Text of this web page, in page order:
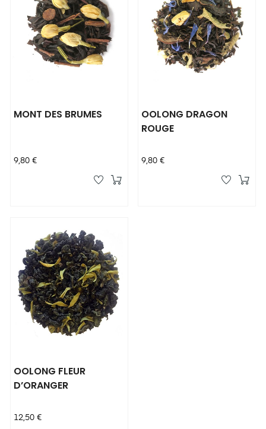
MONT DES BRUMES
Prix
9,80 €
OOLONG DRAGON
ROUGE
Prix
9,80 €
OOLONG FLEUR
D’ORANGER
Prix
12,50 €